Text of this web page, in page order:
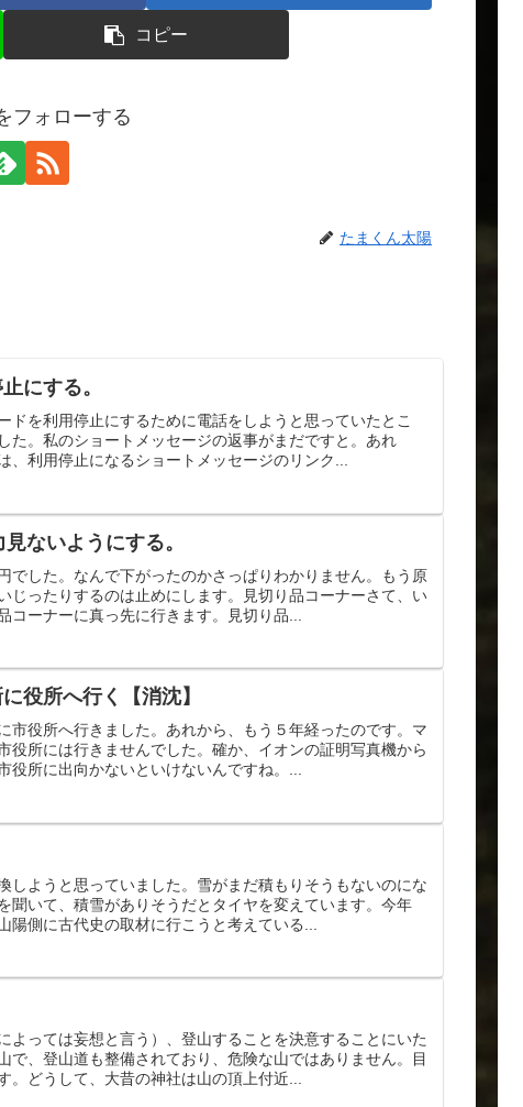
コピー
フォローする
たまくん太陽
にする。
ドを利用停止にするために電話をしようと思っていたとこ
た。私のショートメッセージの返事がまだですと。あれ
、利用停止になるショートメッセージのリンク...
ないようにする。
でした。なんで下がったのかさっぱりわかりません。もう原
じったりするのは止めにします。見切り品コーナーさて、い
コーナーに真っ先に行きます。見切り品...
役所へ行く【消沈】
市役所へ行きました。あれから、もう５年経ったのです。マ
役所には行きませんでした。確か、イオンの証明写真機から
役所に出向かないといけないんですね。...
しようと思っていました。雪がまだ積もりそうもないのにな
聞いて、積雪がありそうだとタイヤを変えています。今年
陽側に古代史の取材に行こうと考えている...
よっては妄想と言う）、登山することを決意することにいた
で、登山道も整備されており、危険な山ではありません。目
。どうして、大昔の神社は山の頂上付近...